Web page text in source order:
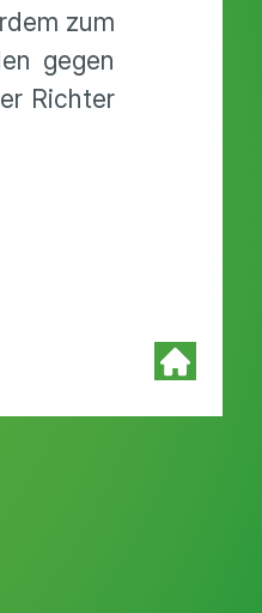
zum
gegen
Richter